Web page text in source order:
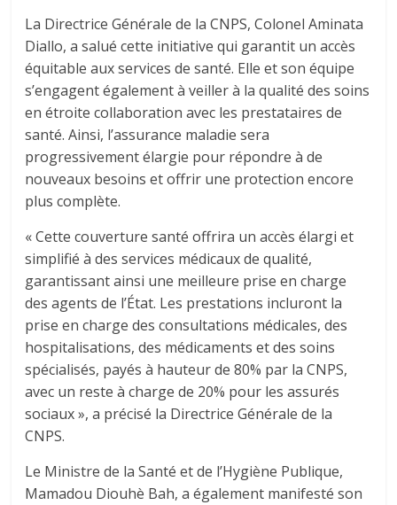
La Directrice Générale de la CNPS, Colonel Aminata
Diallo, a salué cette initiative qui garantit un accès
équitable aux services de santé. Elle et son équipe
s’engagent également à veiller à la qualité des soins
en étroite collaboration avec les prestataires de
santé. Ainsi, l’assurance maladie sera
progressivement élargie pour répondre à de
nouveaux besoins et offrir une protection encore
plus complète.
« Cette couverture santé offrira un accès élargi et
simplifié à des services médicaux de qualité,
garantissant ainsi une meilleure prise en charge
des agents de l’État. Les prestations incluront la
prise en charge des consultations médicales, des
hospitalisations, des médicaments et des soins
spécialisés, payés à hauteur de 80% par la CNPS,
avec un reste à charge de 20% pour les assurés
sociaux », a précisé la Directrice Générale de la
CNPS.
Le Ministre de la Santé et de l’Hygiène Publique,
Mamadou Diouhè Bah, a également manifesté son